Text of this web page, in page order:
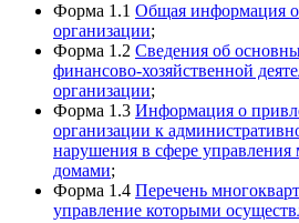
Форма 1.1 Общая информация
организации;
Форма 1.2 Сведения об
финансово-хозяйственной
организации;
Форма 1.3 Информация о
организации к
нарушения в сфере
домами;
Форма 1.4 Перечень
управление которыми